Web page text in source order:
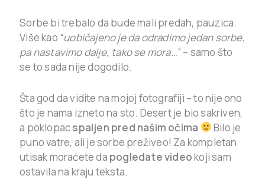
Sorbe bi trebalo da bude mali predah, pauzica.
Više kao “uobičajeno je da odradimo jedan sorbe,
pa nastavimo dalje, tako se mora…” – samo što
se to sada nije dogodilo.
Šta god da vidite na mojoj fotografiji – to nije ono
što je nama izneto na sto. Desert je bio sakriven,
a poklopacspaljen pred našim očima
Bilo je
puno vatre, ali je sorbe preživeo! Za kompletan
utisak moraćete da pogledate videokoji sam
ostavila na kraju teksta.